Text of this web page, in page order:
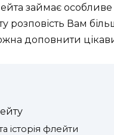
займає особливе
розповість Вам
доповнити
історія флейти